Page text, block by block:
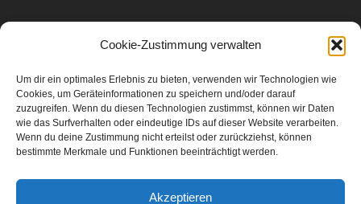
Cookie-Zustimmung verwalten
Um dir ein optimales Erlebnis zu bieten, verwenden wir Technologien wie
Cookies, um Geräteinformationen zu speichern und/oder darauf
zuzugreifen. Wenn du diesen Technologien zustimmst, können wir Daten
wie das Surfverhalten oder eindeutige IDs auf dieser Website verarbeiten.
Wenn du deine Zustimmung nicht erteilst oder zurückziehst, können
bestimmte Merkmale und Funktionen beeinträchtigt werden.
Akzeptieren
Telefon: 06502 99 95 80
Telefax: 06502 99 95 899
Mail:info@TAXolution-Stb.de